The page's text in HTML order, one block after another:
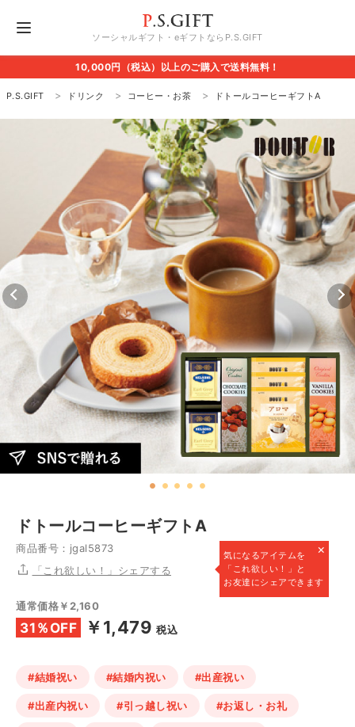
ソーシャルギフト・eギフトならP.S.GIFT
10,000円（税込）以上のご購入で送料無料！
P.S.GIFT ドリンク コーヒー・お茶 ドトールコーヒーギフトA
ドトールコーヒーギフトA
商品番号：jgal5873 ×
気になるアイテムを
「これ欲しい！」と
お友達にシェアできます
「これ欲しい！」シェアする
通常価格￥2,160
31％OFF ￥1,479 税込
#結婚祝い #結婚内祝い #出産祝い
#出産内祝い #引っ越し祝い #お返し・お礼